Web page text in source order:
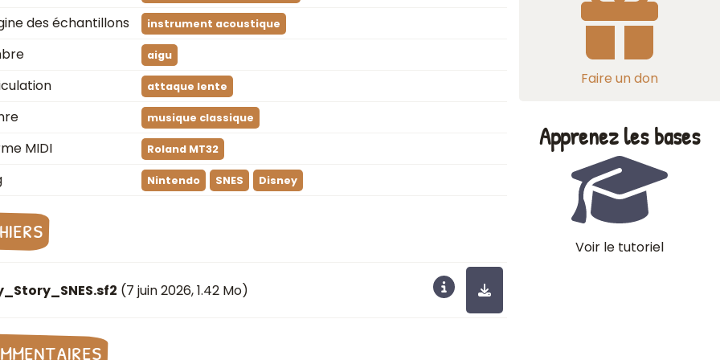
des échantillons
instrument acoustique
aigu
attaque lente
musique classique
MIDI Roland MT32
Nintendo SNES Disney
(7 juin 2026, 1.42 Mo)
Faire un don
Apprenez les bases
Voir le tutoriel